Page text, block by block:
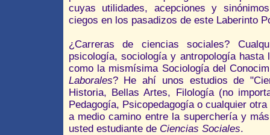
cuyas utilidades, acepciones y
ciegos en los pasadizos de este Laberinto
¿Carreras de ciencias sociales?
psicología, sociología y antropología
como la mismísima Sociología del
Laborales? He ahí unos estudios de
Historia, Bellas Artes, Filología (no
Pedagogía, Psicopedagogía o cualquier
a medio camino entre la superchería y
usted estudiante de Ciencias Sociales.